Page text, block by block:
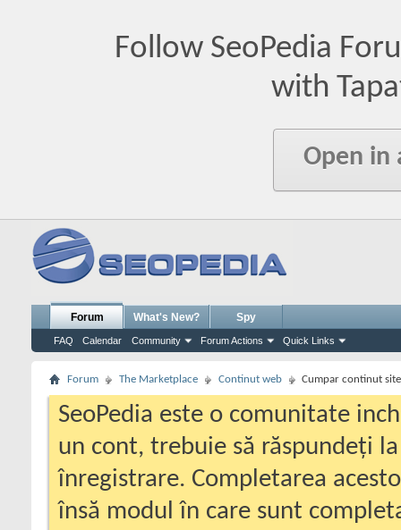
Follow SeoPedia
with
Open in
Forum
FAQ Calendar Community Forum Actions Quick Links
What's New? Spy
Forum The Marketplace Continut web Cumpar continut site
SeoPedia este o comunitate
un cont, trebuie să răspundeți
înregistrare. Completarea
însă modul în care sunt